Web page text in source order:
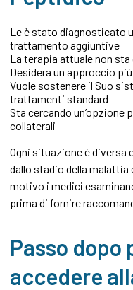
Le è stato diagnosticato
trattamento aggiuntive
La terapia attuale non
Desidera un approccio
Vuole sostenere il Suo
trattamenti standard
Sta cercando
collaterali
Ogni situazione è diversa
dallo stadio della malattia
motivo i medici
prima di fornire
Passo dopo
accedere